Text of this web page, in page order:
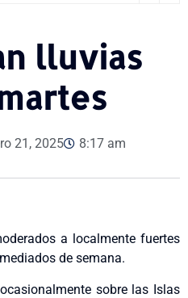
lluvias
21, 2025 8:17 am
a localmente fuertes
de semana.
sobre las Islas